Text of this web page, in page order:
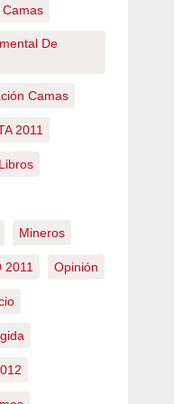
De
Camas
2011
Libros
Mineros
2011 Opinión